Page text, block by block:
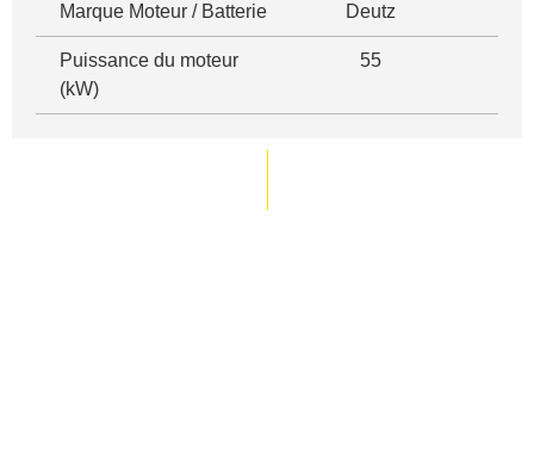
Marque Moteur / Batterie Deutz
Puissance du moteur
(kW)
55